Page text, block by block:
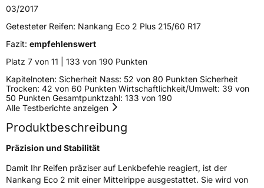
Zustand Neureifen
VerstärktXL
EU Label
EffizienzD
Rollgeräusch (Klasse)B
03/2017
Getesteter Reifen: Nankang Eco 2 Plus 215/60 R17
Fazit: empfehlenswert
Platz 7 von 11 | 133 von 190 Punkten
Kapitelnoten: Sicherheit Nass: 52 von 80 Punkten Sicherheit
Trocken: 42 von 60 Punkten Wirtschaftlichkeit/Umwelt: 39 von
50 Punkten Gesamtpunktzahl: 133 von 190
Alle Testberichte anzeigen
Produktbeschreibung
Präzision und Stabilität
Damit Ihr Reifen präziser auf Lenkbefehle reagiert, ist der
Nankang Eco 2 mit einer Mittelrippe ausgestattet. Sie wird von